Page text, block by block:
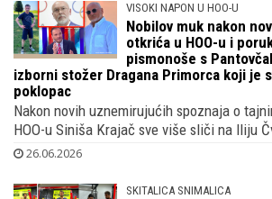
VISOKI NAPON U HOO-U
Nobilov muk nakon
otkrića u HOO-u i
pismonoše s
izborni stožer Dragana Primorca koji je
poklopac
Nakon novih uznemirujućih spoznaja o
HOO-u Siniša Krajač sve više sliči na Iliju
26.06.2026
SKITALICA SNIMALICA